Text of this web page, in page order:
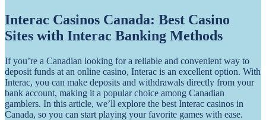
Interac Casinos Canada: Best Casino
Sites with Interac Banking Methods
If you’re a Canadian looking for a reliable and convenient way to
deposit funds at an online casino, Interac is an excellent option. With
Interac, you can make deposits and withdrawals directly from your
bank account, making it a popular choice among Canadian
gamblers. In this article, we’ll explore the best Interac casinos in
Canada, so you can start playing your favorite games with ease.